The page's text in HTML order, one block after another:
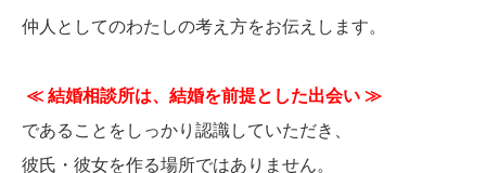
仲人としてのわたしの考え方をお伝えします。
≪ 結婚相談所は、結婚を前提とした出会い ≫
であることをしっかり認識していただき、
彼氏・彼女を作る場所ではありません。